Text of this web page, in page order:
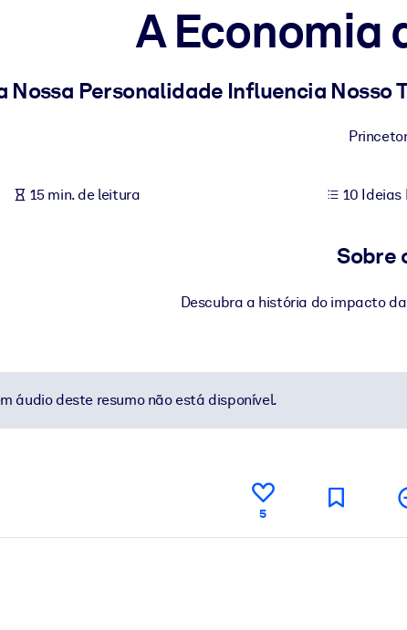
com conhecimento de negócios confiável e pronto para uso.
conhecimento confiável e estruturado para melhorar os resultados.
A Economia
Nossa Personalidade Influencia Nosso
15 min. de leitura 10 Ideias
Sobre
Descubra a história do impacto
áudio deste resumo não está disponível.
5